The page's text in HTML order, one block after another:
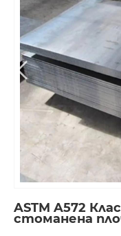
ASTM A572
стоманена